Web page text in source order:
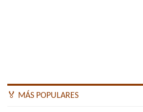
🏅 MÁS POPULARES